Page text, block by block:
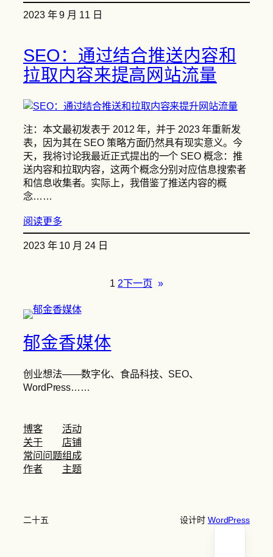
2023 年 9 月 11 日
SEO：通过结合推送内容和
拉取内容来提高网站流量
注：本文最初发表于 2012 年，并于 2023 年重新发
表，因为其在 SEO 策略方面仍然具有现实意义。今
天，我将讨论我最近正式提出的一个 SEO 概念：推
送内容和拉取内容，这两个概念分别对应信息搜索者
和信息收集者。实际上，我借鉴了推送内容的概
念……
阅读更多
2023 年 10 月 24 日
1 2下一页 »
郁金香媒体
创业想法——数字化、食品科技、SEO、
WordPress……
博客
关于
常问问题
作者
活动
店铺
组成
主题
二十五 设计时 WordPress